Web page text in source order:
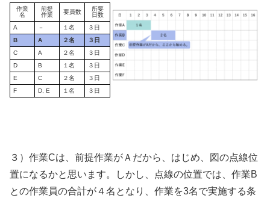
作業
名
前提
作業
要員数
所要
日数
A
－ １名
３日
B
A ２名
３日
C
A ２名
３日
D
B １名
３日
E
C ２名
３日
F
D, E １名 ３日
３）作業Cは、前提作業がＡだから、はじめ、図の点線位
置になるかと思います。しかし、点線の位置では、作業B
との作業員の合計が４名となり、作業を3名で実施する条